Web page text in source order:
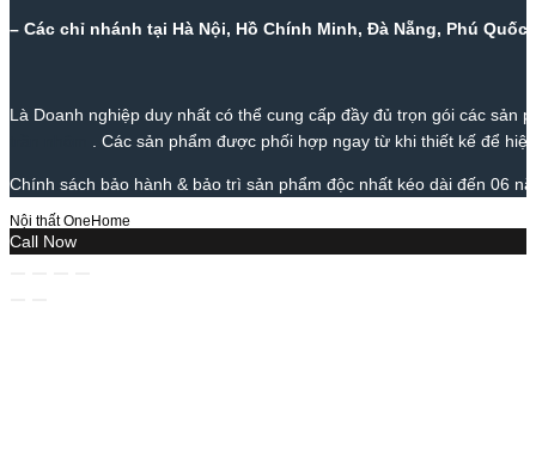
– Các chỉ nhánh tại Hà Nội, Hồ Chính Minh, Đà Nẵng, Phú Quốc
Là Doanh nghiệp duy nhất có thể cung cấp đầy đủ trọn gói các
. Các sản phẩm được phối hợp ngay từ khi thiết kế để
Chính sách bảo hành & bảo trì sản phẩm độc nhất kéo dài đến 06
Nội thất OneHome
Call Now